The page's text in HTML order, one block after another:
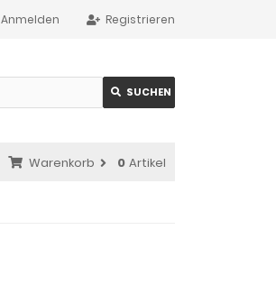
Registrieren
Anmelden
SUCHEN
Warenkorb 0 Artikel